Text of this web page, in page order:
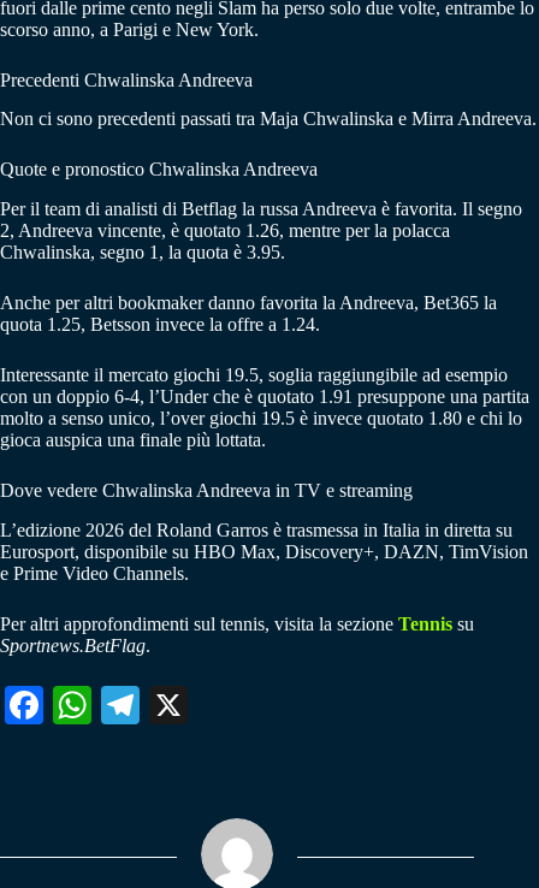
fuori dalle prime cento negli Slam ha perso solo due volte, entrambe lo
scorso anno, a Parigi e New York.
Precedenti Chwalinska Andreeva
Non ci sono precedenti passati tra Maja Chwalinska e Mirra Andreeva.
Quote e pronostico Chwalinska Andreeva
Per il team di analisti di Betflag la russa Andreeva è favorita. Il segno
2, Andreeva vincente, è quotato 1.26, mentre per la polacca
Chwalinska, segno 1, la quota è 3.95.
Anche per altri bookmaker danno favorita la Andreeva, Bet365 la
quota 1.25, Betsson invece la offre a 1.24.
Interessante il mercato giochi 19.5, soglia raggiungibile ad esempio
con un doppio 6-4, l’Under che è quotato 1.91 presuppone una partita
molto a senso unico, l’over giochi 19.5 è invece quotato 1.80 e chi lo
gioca auspica una finale più lottata.
Dove vedere Chwalinska Andreeva in TV e streaming
L’edizione 2026 del Roland Garros è trasmessa in Italia in diretta su
Eurosport, disponibile su HBO Max, Discovery+, DAZN, TimVision
e Prime Video Channels.
Per altri approfondimenti sul tennis, visita la sezione Tennis su
Sportnews.BetFlag.
Fa W
pp
Te
m